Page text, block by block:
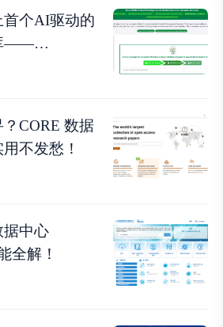
个AI驱动的
——
CORE 数据
不发愁！
据中心
全解！